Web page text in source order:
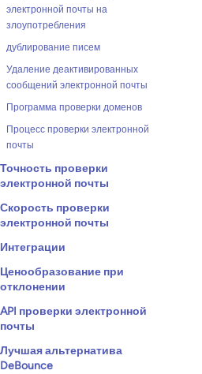
электронной почты на
злоупотребления
дублирование писем
Удаление деактивированных
сообщений электронной почты
Программа проверки доменов
Процесс проверки электронной
почты
Точность проверки
электронной почты
Скорость проверки
электронной почты
Интеграции
Ценообразование при
отклонении
API проверки электронной
почты
Лучшая альтернатива
DeBounce